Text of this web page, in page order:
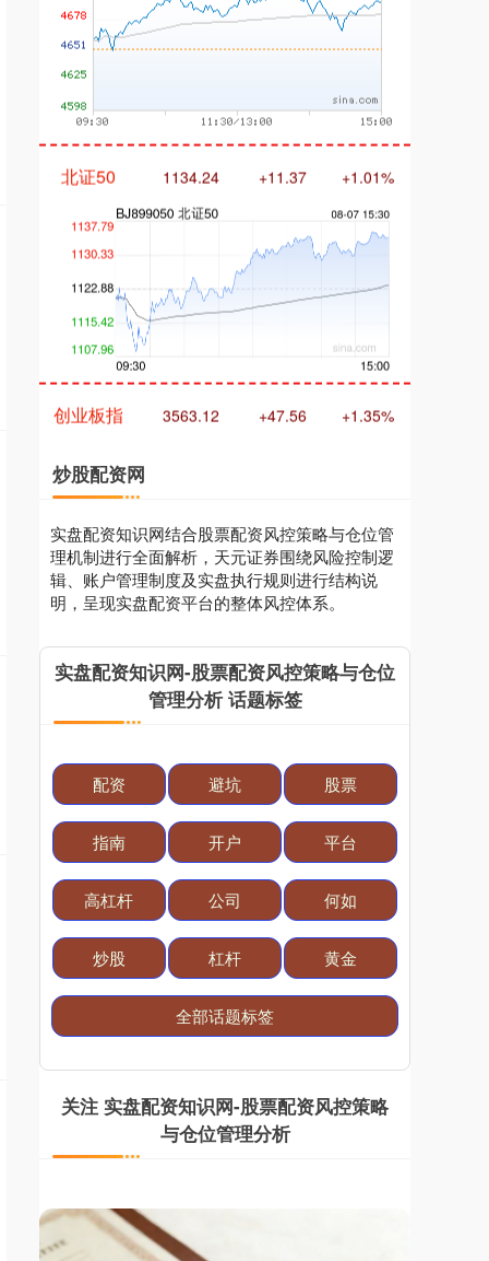
北证50 1134.24 +11.37 +1.01%
创业板指 +1.35%
基金指数 7242.10 +12.30
国债指数 229.69 +0.10 +0.04%
期指IC0 7877.80 +164.40 +2.13%
炒股配资网
实盘配资知识网结合股票配资风控策略与仓位管
理机制进行全面解析，天元证券围绕风险控制逻
辑、账户管理制度及实盘执行规则进行结构说
明，呈现实盘配资平台的整体风控体系。
实盘配资知识网-股票配资风控策略与仓位
管理分析 话题标签
配资 避坑 股票
指南 开户 平台
高杠杆 公司 何如
炒股 杠杆 黄金
全部话题标签
关注 实盘配资知识网-股票配资风控策略
与仓位管理分析